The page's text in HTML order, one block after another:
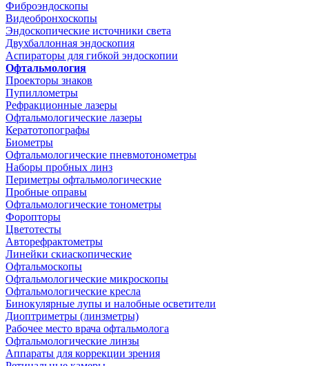
Фиброэндоскопы
Видеобронхоскопы
Эндоскопические источники света
Двухбаллонная эндоскопия
Аспираторы для гибкой эндоскопии
Офтальмология
Проекторы знаков
Пупиллометры
Рефракционные лазеры
Офтальмологические лазеры
Кератотопографы
Биометры
Офтальмологические пневмотонометры
Наборы пробных линз
Периметры офтальмологические
Пробные оправы
Офтальмологические тонометры
Форопторы
Цветотесты
Авторефрактометры
Линейки скиаскопические
Офтальмоскопы
Офтальмологические микроскопы
Офтальмологические кресла
Бинокулярные лупы и налобные осветители
Диоптриметры (линзметры)
Рабочее место врача офтальмолога
Офтальмологические линзы
Аппараты для коррекции зрения